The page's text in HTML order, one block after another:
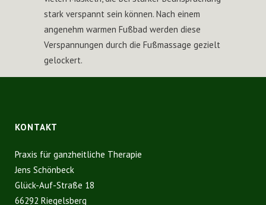
stark verspannt sein können. Nach einem
angenehm warmen Fußbad werden diese
Verspannungen durch die Fußmassage gezielt
gelockert.
KONTAKT
Praxis für ganzheitliche Therapie
Jens Schönbeck
Glück-Auf-Straße 18
66292 Riegelsberg